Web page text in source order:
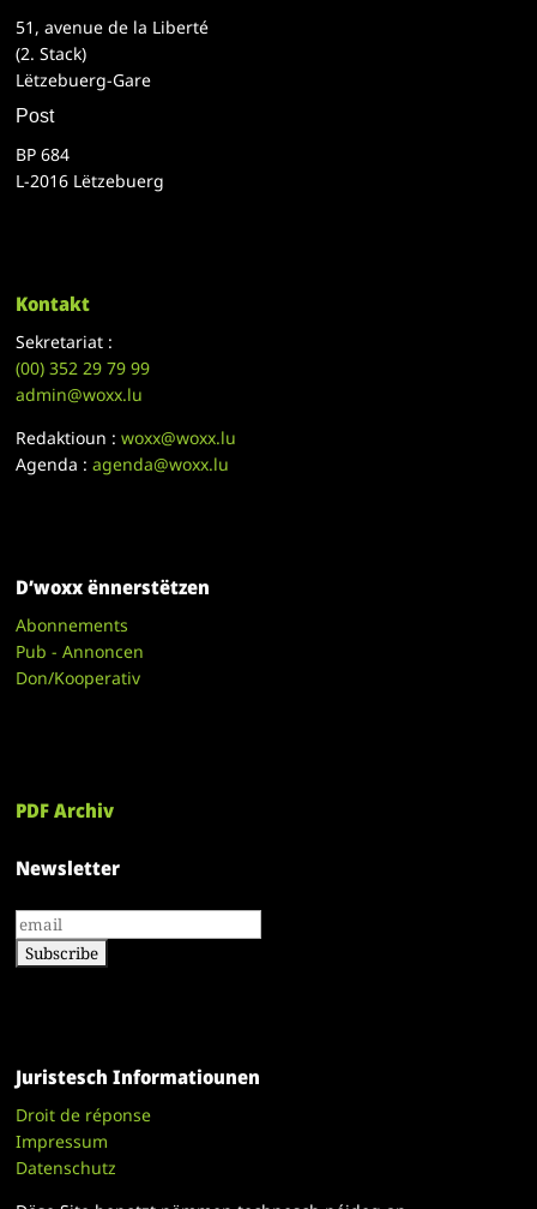
51, avenue de la Liberté
(2. Stack)
Lëtzebuerg-Gare
Post
BP 684
L-2016 Lëtzebuerg
Kontakt
Sekretariat :
(00)352 29 79 99
admin@woxx.lu
Redaktioun :woxx@woxx.lu
Agenda :agenda@woxx.lu
D’woxx ënnerstëtzen
Abonnements
Pub - Annoncen
Don/Kooperativ
PDF Archiv
Newsletter
Juristesch Informatiounen
Droit de réponse
Impressum
Datenschutz